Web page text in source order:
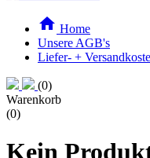
 Home
Unsere AGB's
Liefer- +
(0)
Warenkorb
(0)
Kein